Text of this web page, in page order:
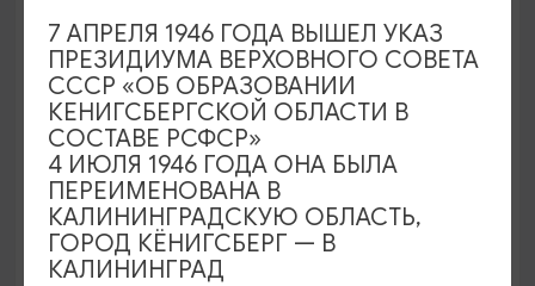
Ужин дураков
28.08.2026 19:00
Гурьевск, Центр культуры и досуга г. Гурьевск
ОТ 1200₽ ПУШКИНСКАЯ КАРТА
7 АПРЕЛЯ 1946 ГОДА ВЫШЕЛ УКАЗ
ПРЕЗИДИУМА ВЕРХОВНОГО СОВЕТА
СССР «ОБ ОБРАЗОВАНИИ
КЕНИГСБЕРГСКОЙ ОБЛАСТИ В
СОСТАВЕ РСФСР»
4 ИЮЛЯ 1946 ГОДА ОНА БЫЛА
ПЕРЕИМЕНОВАНА В
КАЛИНИНГРАДСКУЮ ОБЛАСТЬ,
ГОРОД КЁНИГСБЕРГ — В
КАЛИНИНГРАД